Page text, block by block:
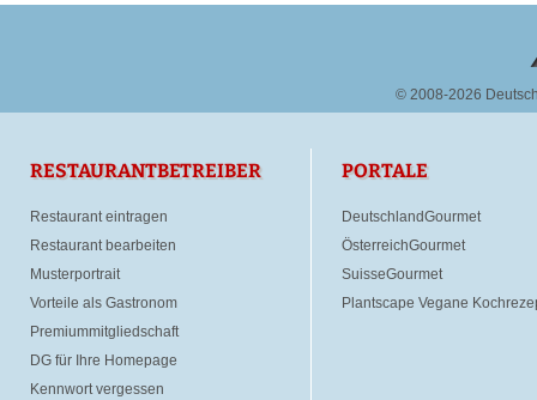
© 2008-2026
RESTAURANTBETREIBER
Restaurant eintragen
Restaurant bearbeiten
Musterportrait
Vorteile als Gastronom
Premiummitgliedschaft
DG für Ihre Homepage
Kennwort vergessen
PORTALE
DeutschlandGourmet
ÖsterreichGourmet
SuisseGourmet
Plantscape Vegane